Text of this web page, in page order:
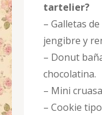
tartelier?
– Galletas
jengibre y
– Donut
chocolatina.
– Mini
– Cookie